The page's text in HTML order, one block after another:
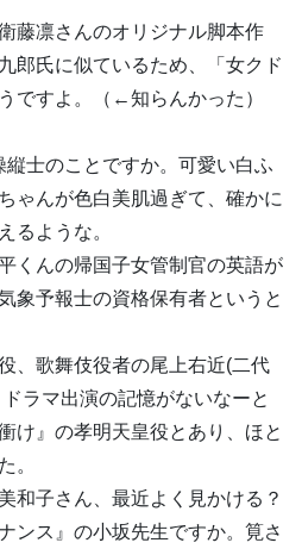
藤凛さんのオリジナル脚本作
郎氏に似ているため、「女クド
ですよ。（←知らんかった）
士のことですか。可愛い白ふ
ゃんが色白美肌過ぎて、確かに
るような。
くんの帰国子女管制官の英語が
象予報士の資格保有者というと
、歌舞伎役者の尾上右近(二代
ラマ出演の記憶がないなーと
け』の孝明天皇役とあり、ほと
。
和子さん、最近よく見かける？
ンス』の小坂先生ですか。筧さ